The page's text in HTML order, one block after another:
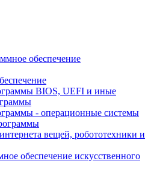
обеспечение
BIOS, UEFI и иные
- операционные системы
вещей, робототехники и
обеспечение искусственного